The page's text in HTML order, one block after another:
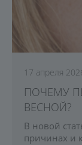
17 апреля
ПОЧЕМУ
ВЕСНОЙ?
В новой
причинах и